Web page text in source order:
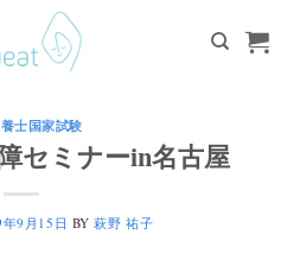
士国家試験
セミナーin名古屋
9月15日 BY萩野 祐子